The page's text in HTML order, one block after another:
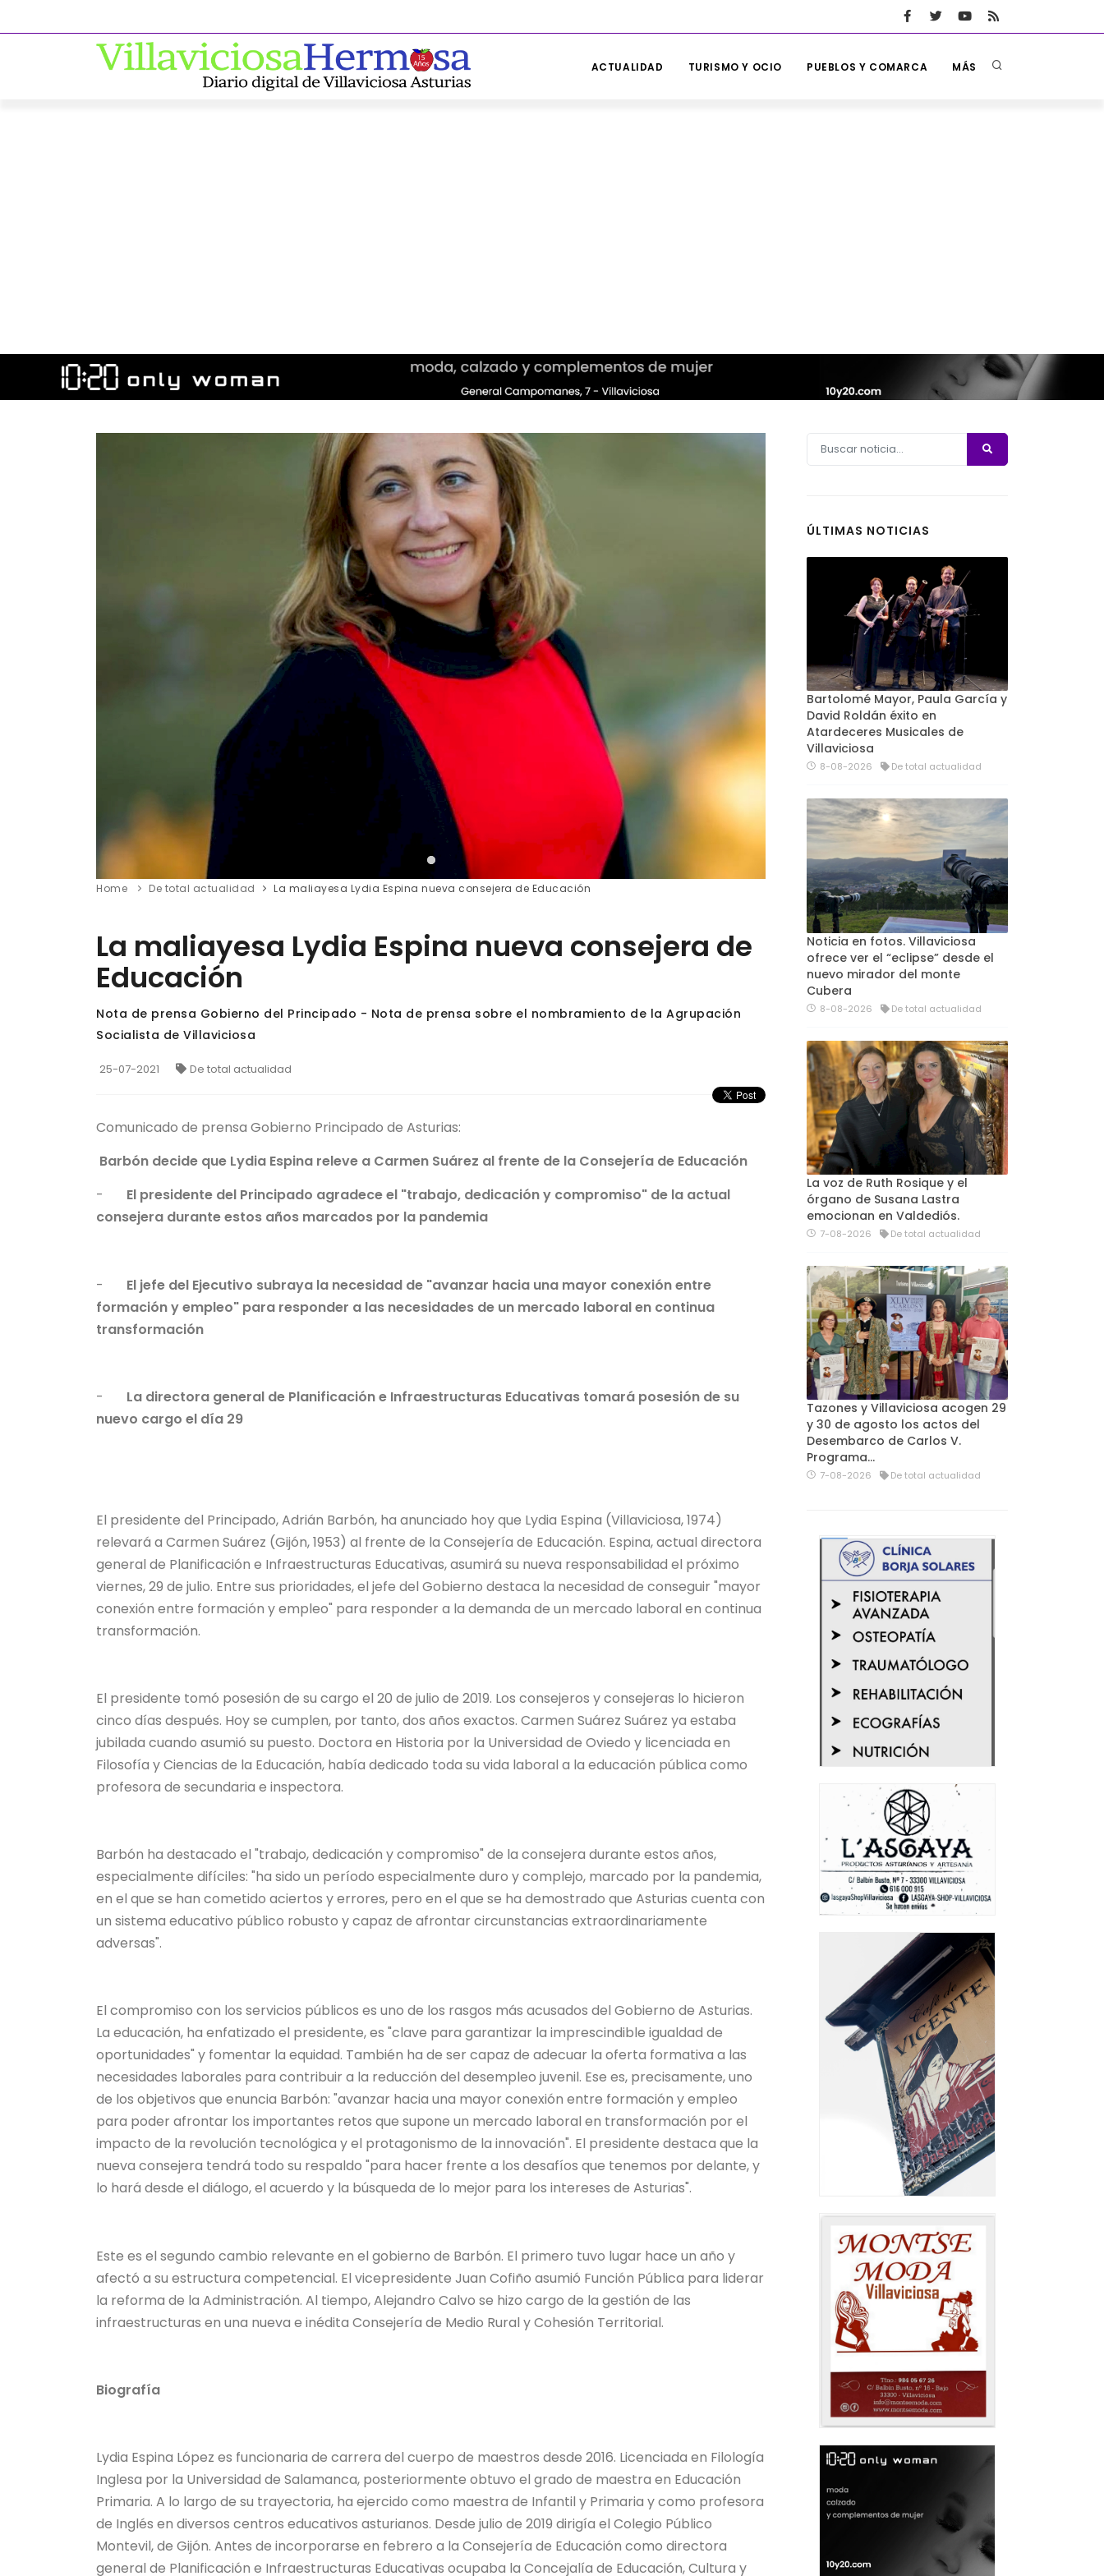
ACTUALIDAD TURISMO Y OCIO PUEBLOS Y COMARCA MÁS
Home De total actualidad La maliayesa Lydia Espina nueva consejera de Educación
La maliayesa Lydia Espina nueva consejera de
Educación
Nota de prensa Gobierno del Principado - Nota de prensa sobre el nombramiento de la Agrupación
Socialista de Villaviciosa
25-07-2021 De total actualidad
Comunicado de prensa Gobierno Principado de Asturias:
Barbón decide que Lydia Espina releve a Carmen Suárez al frente de la Consejería de Educación
- El presidente del Principado agradece el "trabajo, dedicación y compromiso" de la actual
consejera durante estos años marcados por la pandemia
- El jefe del Ejecutivo subraya la necesidad de "avanzar hacia una mayor conexión entre
formación y empleo" para responder a las necesidades de un mercado laboral en continua
transformación
- La directora general de Planificación e Infraestructuras Educativas tomará posesión de su
nuevo cargo el día 29
El presidente del Principado, Adrián Barbón, ha anunciado hoy que Lydia Espina (Villaviciosa, 1974)
relevará a Carmen Suárez (Gijón, 1953) al frente de la Consejería de Educación. Espina, actual directora
general de Planificación e Infraestructuras Educativas, asumirá su nueva responsabilidad el próximo
viernes, 29 de julio. Entre sus prioridades, el jefe del Gobierno destaca la necesidad de conseguir "mayor
conexión entre formación y empleo" para responder a la demanda de un mercado laboral en continua
transformación.
El presidente tomó posesión de su cargo el 20 de julio de 2019. Los consejeros y consejeras lo hicieron
cinco días después. Hoy se cumplen, por tanto, dos años exactos. Carmen Suárez Suárez ya estaba
jubilada cuando asumió su puesto. Doctora en Historia por la Universidad de Oviedo y licenciada en
Filosofía y Ciencias de la Educación, había dedicado toda su vida laboral a la educación pública como
profesora de secundaria e inspectora.
Barbón ha destacado el "trabajo, dedicación y compromiso" de la consejera durante estos años,
especialmente difíciles: "ha sido un período especialmente duro y complejo, marcado por la pandemia,
en el que se han cometido aciertos y errores, pero en el que se ha demostrado que Asturias cuenta con
un sistema educativo público robusto y capaz de afrontar circunstancias extraordinariamente
adversas".
El compromiso con los servicios públicos es uno de los rasgos más acusados del Gobierno de Asturias.
La educación, ha enfatizado el presidente, es "clave para garantizar la imprescindible igualdad de
oportunidades" y fomentar la equidad. También ha de ser capaz de adecuar la oferta formativa a las
necesidades laborales para contribuir a la reducción del desempleo juvenil. Ese es, precisamente, uno
de los objetivos que enuncia Barbón: "avanzar hacia una mayor conexión entre formación y empleo
para poder afrontar los importantes retos que supone un mercado laboral en transformación por el
impacto de la revolución tecnológica y el protagonismo de la innovación". El presidente destaca que la
nueva consejera tendrá todo su respaldo "para hacer frente a los desafíos que tenemos por delante, y
lo hará desde el diálogo, el acuerdo y la búsqueda de lo mejor para los intereses de Asturias".
Este es el segundo cambio relevante en el gobierno de Barbón. El primero tuvo lugar hace un año y
afectó a su estructura competencial. El vicepresidente Juan Cofiño asumió Función Pública para liderar
la reforma de la Administración. Al tiempo, Alejandro Calvo se hizo cargo de la gestión de las
infraestructuras en una nueva e inédita Consejería de Medio Rural y Cohesión Territorial.
Biografía
Lydia Espina López es funcionaria de carrera del cuerpo de maestros desde 2016. Licenciada en Filología
Inglesa por la Universidad de Salamanca, posteriormente obtuvo el grado de maestra en Educación
Primaria. A lo largo de su trayectoria, ha ejercido como maestra de Infantil y Primaria y como profesora
de Inglés en diversos centros educativos asturianos. Desde julio de 2019 dirigía el Colegio Público
Montevil, de Gijón. Antes de incorporarse en febrero a la Consejería de Educación como directora
general de Planificación e Infraestructuras Educativas ocupaba la Concejalía de Educación, Cultura y
ÚLTIMAS NOTICIAS
Bartolomé Mayor, Paula García y
David Roldán éxito en
Atardeceres Musicales de
Villaviciosa
8-08-2026 De total actualidad
Noticia en fotos. Villaviciosa
ofrece ver el “eclipse” desde el
nuevo mirador del monte
Cubera
8-08-2026 De total actualidad
La voz de Ruth Rosique y el
órgano de Susana Lastra
emocionan en Valdediós.
7-08-2026 De total actualidad
Tazones y Villaviciosa acogen 29
y 30 de agosto los actos del
Desembarco de Carlos V.
Programa…
7-08-2026 De total actualidad